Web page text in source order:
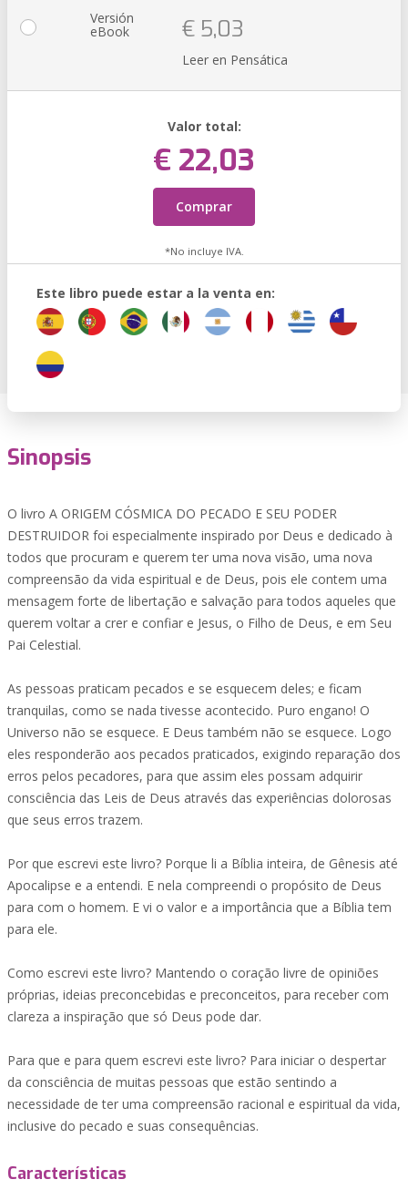
Versión
eBook € 5,03
Leer en Pensática
Valor total:
€ 22,03
Comprar
*No incluye IVA.
Este libro puede estar a la venta en:
Sinopsis
O livro A ORIGEM CÓSMICA DO PECADO E SEU PODER
DESTRUIDOR foi especialmente inspirado por Deus e dedicado à
todos que procuram e querem ter uma nova visão, uma nova
compreensão da vida espiritual e de Deus, pois ele contem uma
mensagem forte de libertação e salvação para todos aqueles que
querem voltar a crer e confiar e Jesus, o Filho de Deus, e em Seu
Pai Celestial.
As pessoas praticam pecados e se esquecem deles; e ficam
tranquilas, como se nada tivesse acontecido. Puro engano! O
Universo não se esquece. E Deus também não se esquece. Logo
eles responderão aos pecados praticados, exigindo reparação dos
erros pelos pecadores, para que assim eles possam adquirir
consciência das Leis de Deus através das experiências dolorosas
que seus erros trazem.
Por que escrevi este livro? Porque li a Bíblia inteira, de Gênesis até
Apocalipse e a entendi. E nela compreendi o propósito de Deus
para com o homem. E vi o valor e a importância que a Bíblia tem
para ele.
Como escrevi este livro? Mantendo o coração livre de opiniões
próprias, ideias preconcebidas e preconceitos, para receber com
clareza a inspiração que só Deus pode dar.
Para que e para quem escrevi este livro? Para iniciar o despertar
da consciência de muitas pessoas que estão sentindo a
necessidade de ter uma compreensão racional e espiritual da vida,
inclusive do pecado e suas consequências.
Características